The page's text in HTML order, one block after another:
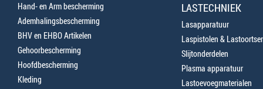
Hand- en Arm bescherming
Ademhalingsbescherming
BHV en EHBO Artikelen
Gehoorbescherming
Hoofdbescherming
Kleding
LASTECHNIEK
Lasapparatuur
Laspistolen &
Slijtonderdelen
Plasma apparatuur
Lastoevoegmaterialen